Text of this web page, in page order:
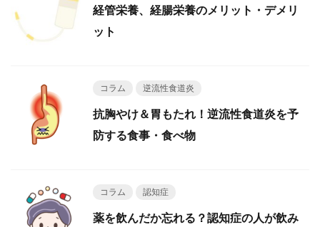
経管栄養、経腸栄養のメリット・デメリ
ット
コラム 逆流性食道炎
抗胸やけ＆胃もたれ！逆流性食道炎を予
防する食事・食べ物
コラム 認知症
薬を飲んだか忘れる？認知症の人が飲み